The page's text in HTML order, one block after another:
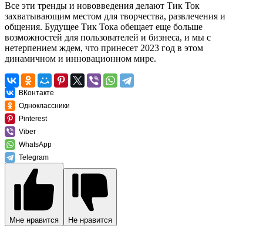
Все эти тренды и нововведения делают Тик Ток
захватывающим местом для творчества, развлечения и
общения. Будущее Тик Тока обещает еще больше
возможностей для пользователей и бизнеса, и мы с
нетерпением ждем, что принесет 2023 год в этом
динамичном и инновационном мире.
ВКонтакте
Одноклассники
Pinterest
Viber
WhatsApp
Telegram
Мне нравится Не нравится